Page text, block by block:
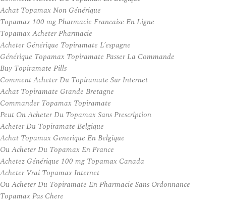
Achat Topamax Non Générique
Topamax 100 mg Pharmacie Francaise En Ligne
Topamax Acheter Pharmacie
Acheter Générique Topiramate L’espagne
Générique Topamax Topiramate Passer La Commande
Buy Topiramate Pills
Comment Acheter Du Topiramate Sur Internet
Achat Topiramate Grande Bretagne
Commander Topamax Topiramate
Peut On Acheter Du Topamax Sans Prescription
Acheter Du Topiramate Belgique
Achat Topamax Generique En Belgique
Ou Acheter Du Topamax En France
Achetez Générique 100 mg Topamax Canada
Acheter Vrai Topamax Internet
Ou Acheter Du Topiramate En Pharmacie Sans Ordonnance
Topamax Pas Chere